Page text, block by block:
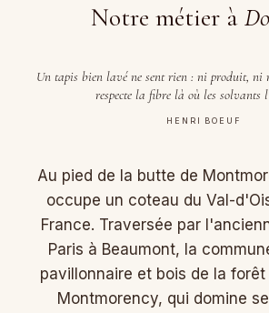
Notre métier à
Un tapis bien lavé ne sent rien : ni produit, ni
respecte la fibre là où les solvants
HENRI BOEUF
Au pied de la butte de
occupe un coteau du Val-
France. Traversée par
Paris à Beaumont, la
pavillonnaire et bois de la
Montmorency, qui domine